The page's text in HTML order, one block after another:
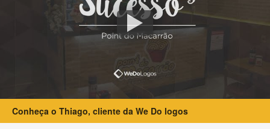
Conheça o Thiago, cliente da We Do logos